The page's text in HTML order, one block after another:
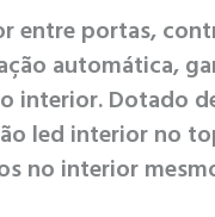
entre portas,
automática,
interior. Dotado
led interior no
no interior